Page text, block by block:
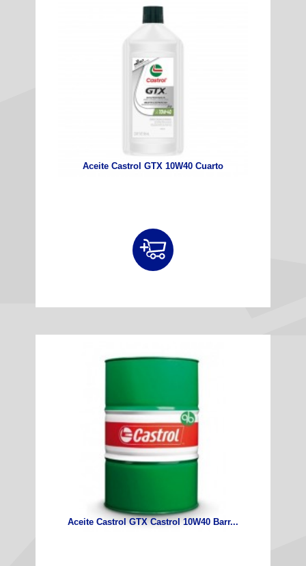
Aceite Castrol GTX 10W40 Cuarto
Aceite Castrol GTX Castrol 10W40 Barr...